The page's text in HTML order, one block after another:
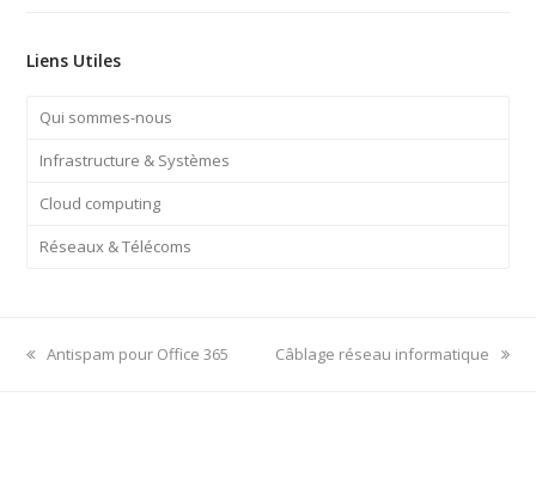
Liens Utiles
Qui sommes-nous
Infrastructure & Systèmes
Cloud computing
Réseaux & Télécoms
previous
Antispam pour Office 365
next
Câblage réseau informatique